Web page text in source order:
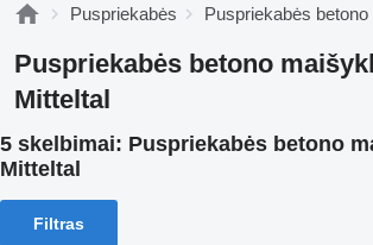
Puspriekabės Puspriekabės
Puspriekabės betono
Mitteltal
5 skelbimai: Puspriekabės betono
Mitteltal
Filtras